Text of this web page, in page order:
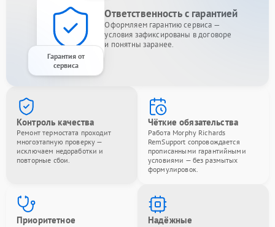
Гарантия от
сервиса
Ответственность с гарантией
Оформляем гарантию сервиса —
условия зафиксированы в договоре
и понятны заранее.
Контроль качества
Ремонт термостата проходит
многоэтапную проверку —
исключаем недоработки и
повторные сбои.
Чёткие обязательства
Работа Morphy Richards
RemSupport сопровождается
прописанными гарантийными
условиями — без размытых
формулировок.
Приоритетное
Надёжные